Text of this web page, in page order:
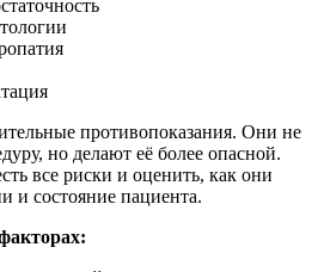
противопоказания. Они не
но делают её более опасной.
все риски и оценить, как они
и состояние пациента.